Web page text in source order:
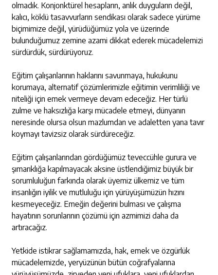
olmadık. Konjonktürel hesapların, anlık duyguların değil,
kalıcı, köklü tasavvurların sendikası olarak sadece yürüme
biçimimize değil, yürüdüğümüz yola ve üzerinde
bulunduğumuz zemine azami dikkat ederek mücadelemizi
sürdürdük, sürdürüyoruz.
Eğitim çalışanlarının haklarını savunmaya, hukukunu
korumaya, alternatif çözümlerimizle eğitimin verimliliği ve
niteliği için emek vermeye devam edeceğiz. Her türlü
zulme ve haksızlığa karşı mücadele etmeyi, dünyanın
neresinde olursa olsun mazlumdan ve adaletten yana tavır
koymayı tavizsiz olarak sürdüreceğiz.
Eğitim çalışanlarından gördüğümüz teveccühle gurura ve
şımarıklığa kapılmayacak aksine üstlendiğimiz büyük bir
sorumluluğun farkında olarak üyemiz ülkemiz ve tüm
insanlığın iyilik ve mutluluğu için yürüyüşümüzün hızını
kesmeyeceğiz. Emeğin değerini bulması ve çalışma
hayatının sorunlarının çözümü için azmimizi daha da
artıracağız.
Yetkide istikrar sağlamamızda, hak, emek ve özgürlük
mücadelemizde, yeryüzünün bütün coğrafyalarına